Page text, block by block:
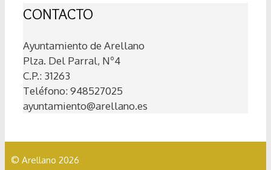
CONTACTO
Ayuntamiento de Arellano
Plza. Del Parral, Nº4
C.P.: 31263
Teléfono: 948527025
ayuntamiento@arellano.es
© Arellano 2026